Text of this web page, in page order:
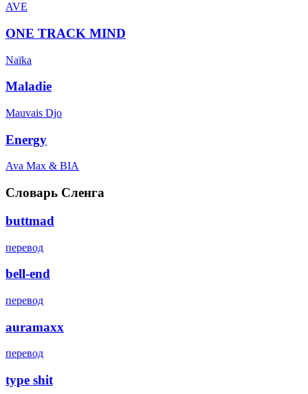
AVE
ONE TRACK MIND
Naïka
Maladie
Mauvais Djo
Energy
Ava Max & BIA
Словарь Сленга
buttmad
перевод
bell-end
перевод
auramaxx
перевод
type shit